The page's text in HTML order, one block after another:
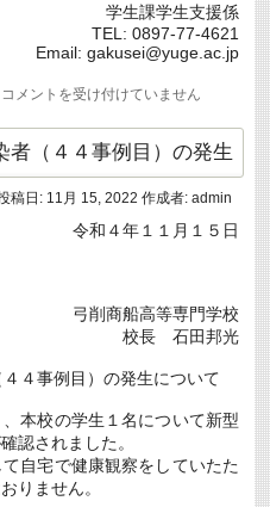
学生課学生支援係
TEL: 0897-77-4621
Email: gakusei@yuge.ac.jp
【愛
県
内
に
居
住
益
山
内
順
子
コメントを受け付けていません
者（４４事例目）の発生
稿日: 11月 15, 2022 作成者: admin
令和４年１１月１５日
弓削商船高等専門学校
校長 石田邦光
４事例目）の発生について
本校の学生１名について新型
認されました。
自宅で健康観察をしていたた
りません。